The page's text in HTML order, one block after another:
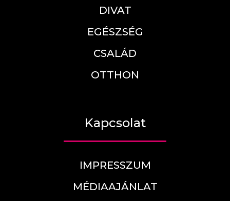
DIVAT
EGÉSZSÉG
CSALÁD
OTTHON
Kapcsolat
IMPRESSZUM
MÉDIAAJÁNLAT